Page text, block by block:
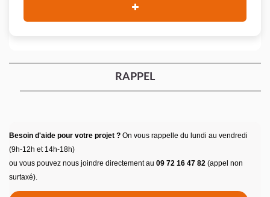
RAPPEL
Besoin d'aide pour votre projet ? On vous rappelle du lundi au vendredi
(9h-12h et 14h-18h)
ou vous pouvez nous joindre directement au 09 72 16 47 82 (appel non
surtaxé).